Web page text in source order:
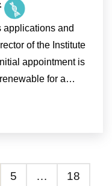
applications and
of the Institute
appointment is
for a
of academic
the President of
to
5 … 18